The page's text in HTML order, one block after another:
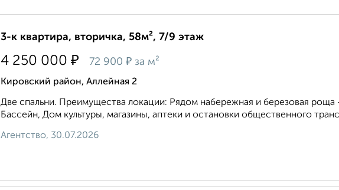
3-к квартира, вторичка, 58м², 7/9 этаж
4 250 000 ₽ 72 900 ₽ за м²
Кировский район, Аллейная 2
Две спальни. Преимущества локации: Рядом набережная и березовая роща
Бассейн, Дом культуры, магазины, аптеки и остановки общественного
Агентство, 30.07.2026